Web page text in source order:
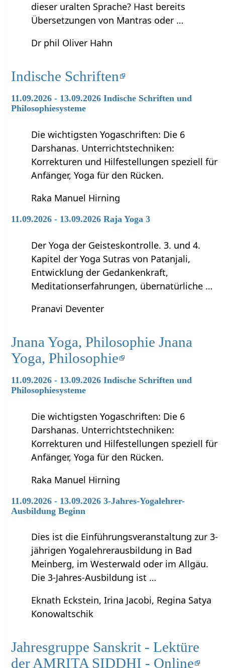
dieser uralten Sprache? Hast bereits
Übersetzungen von Mantras oder …
Dr phil Oliver Hahn
Indische Schriften
11.09.2026 - 13.09.2026 Indische Schriften und
Philosophiesysteme
Die wichtigsten Yogaschriften: Die 6
Darshanas. Unterrichtstechniken:
Korrekturen und Hilfestellungen speziell für
Anfänger, Yoga für den Rücken.
Raka Manuel Hirning
11.09.2026 - 13.09.2026 Raja Yoga 3
Der Yoga der Geisteskontrolle. 3. und 4.
Kapitel der Yoga Sutras von Patanjali,
Entwicklung der Gedankenkraft,
Meditationserfahrungen, übernatürliche …
Pranavi Deventer
Jnana Yoga, Philosophie Jnana
Yoga, Philosophie
11.09.2026 - 13.09.2026 Indische Schriften und
Philosophiesysteme
Die wichtigsten Yogaschriften: Die 6
Darshanas. Unterrichtstechniken:
Korrekturen und Hilfestellungen speziell für
Anfänger, Yoga für den Rücken.
Raka Manuel Hirning
11.09.2026 - 13.09.2026 3-Jahres-Yogalehrer-
Ausbildung Beginn
Dies ist die Einführungsveranstaltung zur 3-
jährigen Yogalehrerausbildung in Bad
Meinberg, im Westerwald oder im Allgäu.
Die 3-Jahres-Ausbildung ist …
Eknath Eckstein, Irina Jacobi, Regina Satya
Konowaltschik
Jahresgruppe Sanskrit - Lektüre
der AMRITA SIDDHI - Online